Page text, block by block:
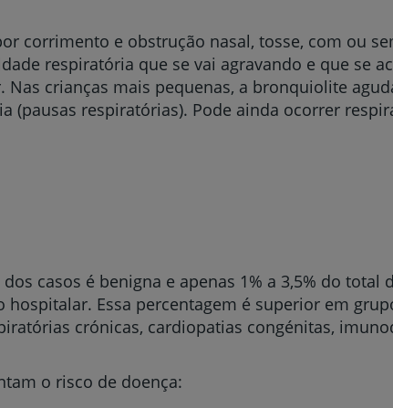
corrimento e obstrução nasal, tosse, com ou
respiratória que se vai agravando e que se
crianças mais pequenas, a bronquiolite
(pausas respiratórias). Pode ainda ocorrer
casos é benigna e apenas 1% a 3,5% do total
Essa percentagem é superior em
crónicas, cardiopatias congénitas,
o risco de doença: